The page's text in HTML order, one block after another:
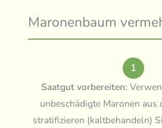
Maronenbaum
1
Saatgut vorbereiten:
unbeschädigte Maronen aus
stratifizieren (kaltbehandeln)